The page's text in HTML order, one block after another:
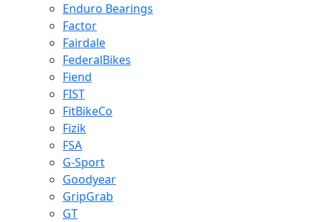
Enduro Bearings
Factor
Fairdale
FederalBikes
Fiend
FIST
FitBikeCo
Fizik
FSA
G-Sport
Goodyear
GripGrab
GT